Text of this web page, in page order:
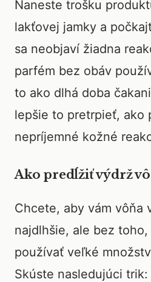
Naneste trošku
lakťovej jamky a
sa neobjaví žiadna
parfém bez obáv
to ako dlhá doba
lepšie to pretrpieť, ako
nepríjemné kožné
Ako predĺžiť výdrž
Chcete, aby vám vôňa
najdlhšie, ale bez
používať veľké
Skúste nasledujúci